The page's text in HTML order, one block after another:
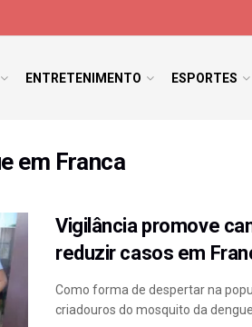
ENTRETENIMENTO ESPORTES
em Franca
Vigilância promove
reduzir casos em
Como forma de despertar na
criadouros do mosquito da dengue,